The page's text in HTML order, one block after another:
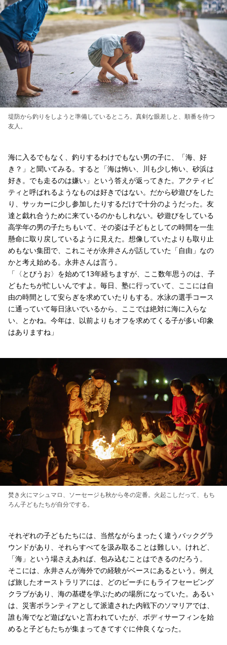
堤防から釣りをしようと準備しているところ。真剣な眼差しと、順番を待つ
友人。
海に入るでもなく、釣りするわけでもない男の子に、「海、好
き？」と聞いてみる。すると「海は怖い、川も少し怖い、砂浜は
好き。でも走るのは嫌い」という答えが返ってきた。アクティビ
ティと呼ばれるようなものは好きではない。だから砂遊びをした
り、サッカーに少し参加したりするだけで十分のようだった。友
達と戯れ合うために来ているのかもしれない。砂遊びをしている
高学年の男の子たちもいて、その姿は子どもとしての時間を一生
懸命に取り戻しているように見えた。想像していたよりも取り止
めもない集団で、これこそが永井さんが話していた「自由」なの
かと考え始める。永井さんは言う。
「〈とびうお〉を始めて13年経ちますが、ここ数年思うのは、子
どもたちが忙しいんですよ。毎日、塾に行っていて、ここには自
由の時間として安らぎを求めていたりもする。水泳の選手コース
に通っていて毎日泳いでいるから、ここでは絶対に海に入らな
い、とかね。今年は、以前よりもオフを求めてくる子が多い印象
はありますね」
焚き火にマシュマロ、ソーセージも秋から冬の定番。火起こしだって、もち
ろん子どもたちが自分でする。
それぞれの子どもたちには、当然ながらまったく違うバックグラ
ウンドがあり、それらすべてを汲み取ることは難しい。けれど、
「海」という場さえあれば、包み込むことはできるのだろう。
そこには、永井さんが海外での経験がベースにあるという。例え
ば旅したオーストラリアには、どのビーチにもライフセービング
クラブがあり、海の基礎を学ぶための場所になっていた。あるい
は、災害ボランティアとして派遣された内戦下のソマリアでは、
誰も海でなど遊ばないと言われていたが、ボディサーフィンを始
めると子どもたちが集まってきてすぐに仲良くなった。